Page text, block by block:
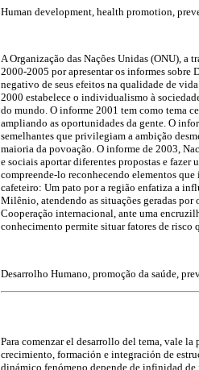
Human development, health promotion,
A Organização das Naçôes Unidas (ONU), a
2000-2005 por apresentar os informes
negativo de seus efeitos na qualidade de
2000 estabelece o individualismo à
do mundo. O informe 2001 tem como tema
ampliando as oportunidades da gente. O
semelhantes que privilegiam a ambição
maioria da povoação. O informe de 2003,
e sociais aportar diferentes propostas e
compreende-lo reconhecendo elementos
cafeteiro: Um pato por a região enfatiza a
Milênio, atendendo as situações geradas por
Cooperação internacional, ante uma
conhecimento permite situar fatores de risco
Desarrolho Humano, promoção da saúde,
Para comenzar el desarrollo del tema, vale
crecimiento, formación e integración de
dinámico fenómeno depende de infinidad